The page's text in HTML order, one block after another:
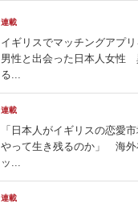
連載
イギリスでマッチングアプ
男性と出会った日本人女性
る...
連載
「日本人がイギリスの恋愛
やって生き残るのか」 海
ッ...
連載